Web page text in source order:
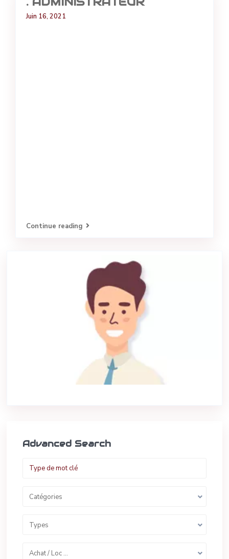
Juin 16, 2021
Continue reading
Advanced Search
Catégories
Types
Achat / Loc …